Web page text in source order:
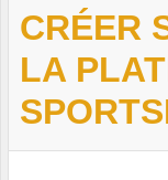
CRÉER
LA